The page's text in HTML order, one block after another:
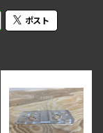
ポスト